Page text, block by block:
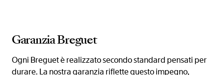
Garanzia Breguet
Ogni Breguet è realizzato secondo standard pensati per
durare. La nostra garanzia riflette questo impegno,